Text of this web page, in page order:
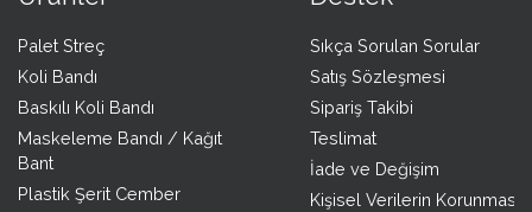
Palet Streç
Koli Bandı
Baskılı Koli Bandı
Maskeleme Bandı / Kağıt
Bant
Plastik Şerit Cember
Sıkça Sorulan Sorular
Satış Sözleşmesi
Sipariş Takibi
Teslimat
İade ve Değişim
Kişisel Verilerin Korunması